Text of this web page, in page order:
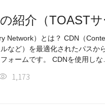
紹介（TOAST
Network）とは？ CDN（
など）を最適化されたパス
ォームです。 CDNを使用しな
1,173